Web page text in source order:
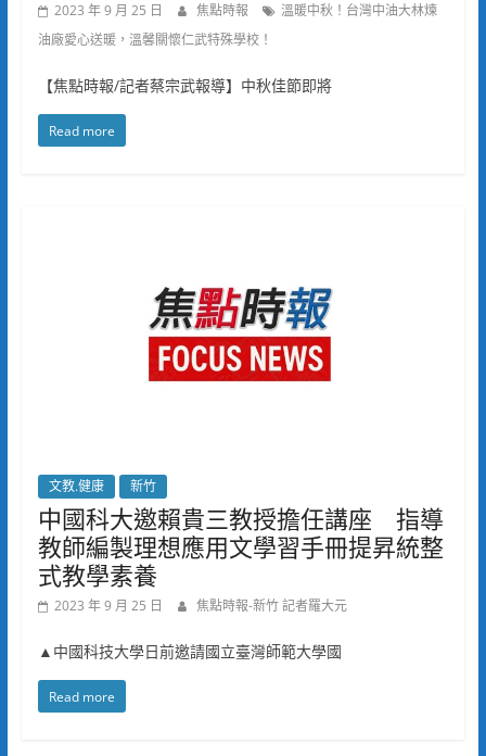
2023 年 9 月 25 日 焦點時報
溫暖中秋！台灣中油大林煉
油廠愛心送暖，溫馨關懷仁武特殊學校！
【焦點時報/記者蔡宗武報導】中秋佳節即將
Read more
文教.健康 新竹
中國科大邀賴貴三教授擔任講座 指導
教師編製理想應用文學習手冊提昇統整
式教學素養
2023 年 9 月 25 日 焦點時報-新竹 記者羅大元
▲中國科技大學日前邀請國立臺灣師範大學國
Read more